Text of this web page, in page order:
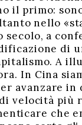
il primo:
nello
a
di
A
In Cina
avanzare
velocità
che